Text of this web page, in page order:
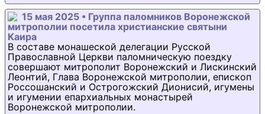
15 мая 2025 • Группа паломников Воронежской
митрополии посетила христианские святыни
Каира
В составе монашеской делегации Русской
Православной Церкви паломническую поездку
совершают митрополит Воронежский и Лискинский
Леонтий, Глава Воронежской митрополии, епископ
Россошанский и Острогожский Дионисий, игумены
и игумении епархиальных монастырей
Воронежской митрополии.